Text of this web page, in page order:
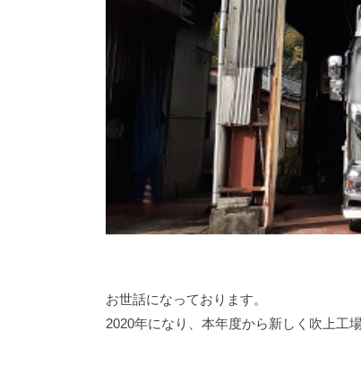
お世話になっております。
2020年になり、本年度から新しく吹上工